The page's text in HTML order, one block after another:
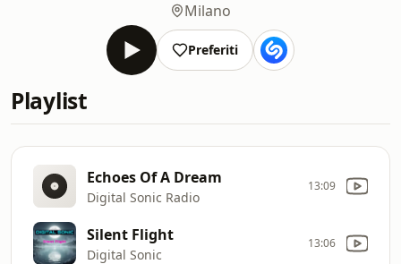
Milano
Preferiti
Playlist
Echoes Of A Dream
Digital Sonic Radio
13:09
Silent Flight
Digital Sonic
13:06